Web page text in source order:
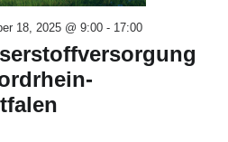
18, 2025 @ 9:00- 17:00